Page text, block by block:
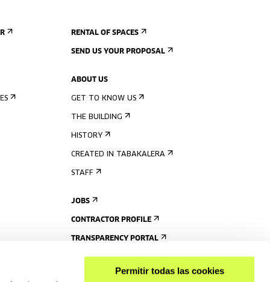
Permitir todas las cookies
RENTAL OF SPACES
SEND US YOUR PROPOSAL
ABOUT US
GET TO KNOW US
THE BUILDING
HISTORY
CREATED IN TABAKALERA
STAFF
JOBS
CONTRACTOR PROFILE
TRANSPARENCY PORTAL